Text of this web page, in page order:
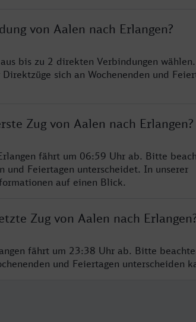
von Aalen nach Erlangen?
bis zu 2 direkten Verbindungen
sich an Wochenenden und
Zug von Aalen nach Erlangen?
fährt um 06:59 Uhr ab. Bitte
und Feiertagen unterscheidet. In unserer
auf einen Blick.
Zug von Aalen nach
fährt um 23:38 Uhr ab. Bitte
und Feiertagen unterscheiden